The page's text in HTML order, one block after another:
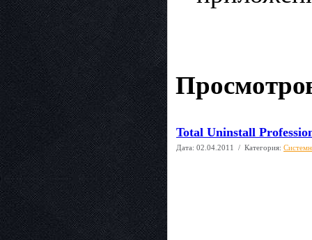
Total Uninstall
Дата: 02.04.2011 / Категория: